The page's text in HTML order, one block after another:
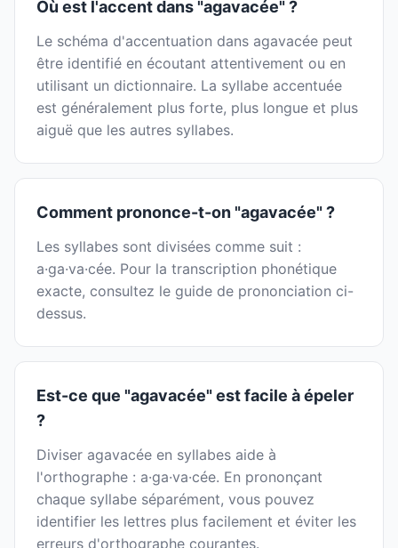
Où est l'accent dans "agavacée" ?
Le schéma d'accentuation dans agavacée peut
être identifié en écoutant attentivement ou en
utilisant un dictionnaire. La syllabe accentuée
est généralement plus forte, plus longue et plus
aiguë que les autres syllabes.
Comment prononce-t-on "agavacée" ?
Les syllabes sont divisées comme suit :
a·ga·va·cée. Pour la transcription phonétique
exacte, consultez le guide de prononciation ci-
dessus.
Est-ce que "agavacée" est facile à épeler
?
Diviser agavacée en syllabes aide à
l'orthographe : a·ga·va·cée. En prononçant
chaque syllabe séparément, vous pouvez
identifier les lettres plus facilement et éviter les
erreurs d'orthographe courantes.